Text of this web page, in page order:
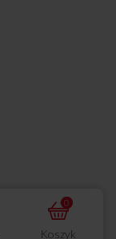
Koszyk
0